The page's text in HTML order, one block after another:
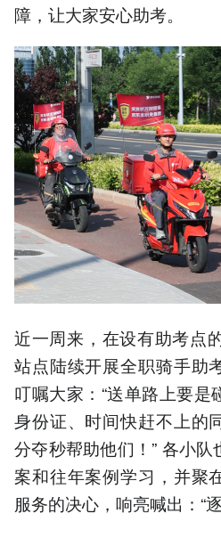
障，让大家安心助考。
近一周来，在设有助考点
站点陆续开展全职骑手助
叮嘱大家：“送单路上要
身份证、时间快赶不上的
分夺秒帮助他们！” 各小
案和往年案例学习，并聚
服务的决心，响亮喊出：“